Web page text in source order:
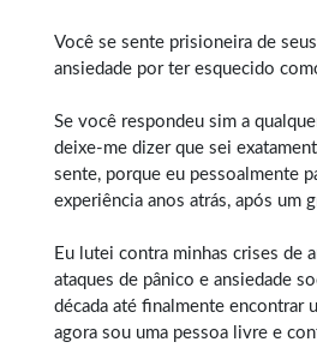
Você se sente prisioneira de
ansiedade por ter esquecido
Se você respondeu sim a
deixe-me dizer que sei
sente, porque eu pessoalmente
experiência anos atrás, após um
Eu lutei contra minhas crises de
ataques de pânico e ansiedade
década até finalmente encontrar
agora sou uma pessoa livre e